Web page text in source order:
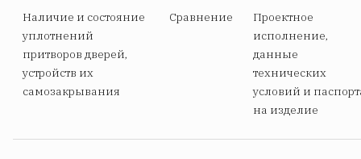
Наличие и состояние
уплотнений
притворов дверей,
устройств их
самозакрывания
Сравнение
Проектное
исполнение,
данные
технических
условий и
на изделие